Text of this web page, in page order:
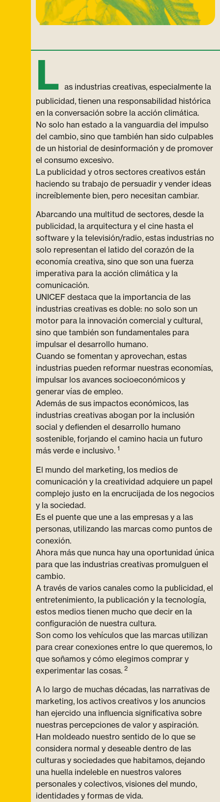
L as industrias creativas, especialmente la
publicidad, tienen una responsabilidad histórica
en la conversación sobre la acción climática.
No solo han estado a la vanguardia del impulso
del cambio, sino que también han sido culpables
de un historial de desinformación y de promover
el consumo excesivo.
La publicidad y otros sectores creativos están
haciendo su trabajo de persuadir y vender ideas
increíblemente bien, pero necesitan cambiar.
Abarcando una multitud de sectores, desde la
publicidad, la arquitectura y el cine hasta el
software y la televisión/radio, estas industrias no
solo representan el latido del corazón de la
economía creativa, sino que son una fuerza
imperativa para la acción climática y la
comunicación.
UNICEF destaca que la importancia de las
industrias creativas es doble: no solo son un
motor para la innovación comercial y cultural,
sino que también son fundamentales para
impulsar el desarrollo humano.
Cuando se fomentan y aprovechan, estas
industrias pueden reformar nuestras economías,
impulsar los avances socioeconómicos y
generar vías de empleo.
Además de sus impactos económicos, las
industrias creativas abogan por la inclusión
social y defienden el desarrollo humano
sostenible, forjando el camino hacia un futuro
más verde e inclusivo. 1
El mundo del marketing, los medios de
comunicación y la creatividad adquiere un papel
complejo justo en la encrucijada de los negocios
y la sociedad.
Es el puente que une a las empresas y a las
personas, utilizando las marcas como puntos de
conexión.
Ahora más que nunca hay una oportunidad única
para que las industrias creativas promulguen el
cambio.
A través de varios canales como la publicidad, el
entretenimiento, la publicación y la tecnología,
estos medios tienen mucho que decir en la
configuración de nuestra cultura.
Son como los vehículos que las marcas utilizan
para crear conexiones entre lo que queremos, lo
que soñamos y cómo elegimos comprar y
experimentar las cosas. 2
A lo largo de muchas décadas, las narrativas de
marketing, los activos creativos y los anuncios
han ejercido una influencia significativa sobre
nuestras percepciones de valor y aspiración.
Han moldeado nuestro sentido de lo que se
considera normal y deseable dentro de las
culturas y sociedades que habitamos, dejando
una huella indeleble en nuestros valores
personales y colectivos, visiones del mundo,
identidades y formas de vida.